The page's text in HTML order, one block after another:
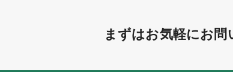
まずはお気軽にお